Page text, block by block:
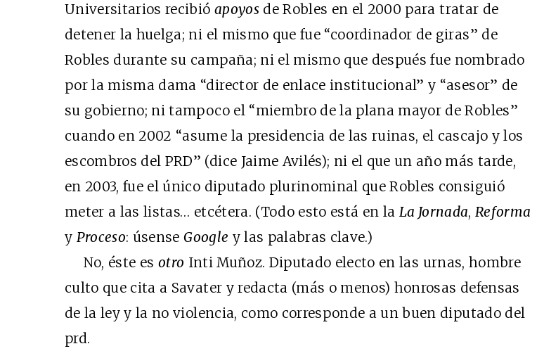
Universitarios recibió apoyosde Robles en el 2000 para tratar de
detener la huelga; ni el mismo que fue “coordinador de giras” de
Robles durante su campaña; ni el mismo que después fue nombrado
por la misma dama “director de enlace institucional” y “asesor” de
su gobierno; ni tampoco el “miembro de la plana mayor de Robles”
cuando en 2002 “asume la presidencia de las ruinas, el cascajo y los
escombros del PRD” (dice Jaime Avilés); ni el que un año más tarde,
en 2003, fue el único diputado plurinominal que Robles consiguió
meter a las listas… etcétera. (Todo esto está en la La Jornada, Reforma
y Proceso: úsenseGoogle y las palabras clave.)
No, éste es otro Inti Muñoz. Diputado electo en las urnas, hombre
culto que cita a Savater y redacta (más o menos) honrosas defensas
de la ley y la no violencia, como corresponde a un buen diputado del
prd.
SUSCRÍBETE